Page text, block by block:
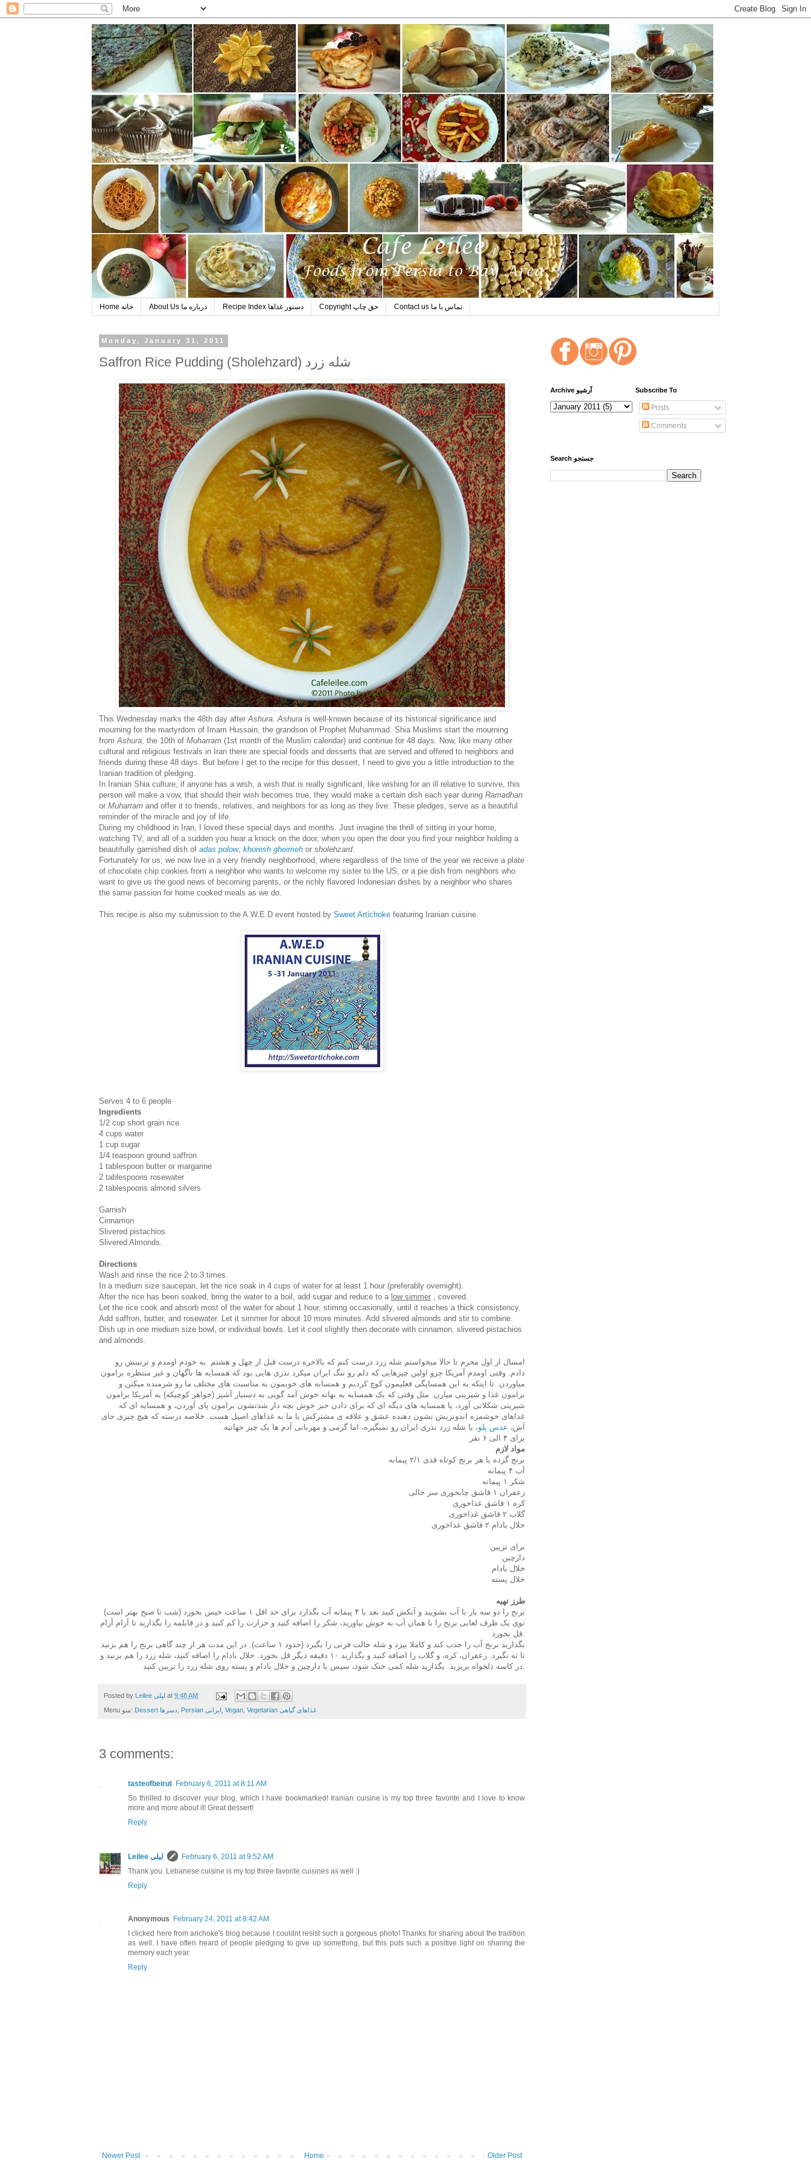
Home خانه About Us درباره ما Recipe Index دستور غذاها Copyright حق چاپ Contact us تماس با ما
Monday, January 31, 2011
Saffron Rice Pudding (Sholehzard) شله زرد
This Wednesday marks the 48th day afterAshura.Ashura is well-known because of its historical significance and
mourning for the martyrdom of Imam Hussain, the grandson of Prophet Muhammad. Shia Muslims start the mourning
fromAshura, the 10th of Muharram (1st month of the Muslim calendar) and continue for 48 days. Now, like many other
cultural and religious festivals in Iran there are special foods and desserts that are served and offered to neighbors and
friends during these 48 days. But before I get to the recipe for this dessert, I need to give you a little introduction to the
Iranian tradition of pledging.
In Iranian Shia culture, if anyone has a wish, a wish that is really significant, like wishing for an ill relative to survive, this
person will make a vow, that should their wish becomes true, they would make a certain dish each year during Ramadhan
or Muharram and offer it to friends, relatives, and neighbors for as long as they live. These pledges, serve as a beautiful
reminder of the miracle and joy of life.
During my childhood in Iran, I loved these special days and months. Just imagine the thrill of sitting in your home,
watching TV, and all of a sudden you hear a knock on the door, when you open the door you find your neighbor holding a
beautifully garnished dish of adas polow, khoresh gheimeh or sholehzard.
Fortunately for us, we now live in a very friendly neighborhood, where regardless of the time of the year we receive a plate
of chocolate chip cookies from a neighbor who wants to welcome my sister to the US, or a pie dish from neighbors who
want to give us the good news of becoming parents, or the richly flavored Indonesian dishes by a neighbor who shares
the same passion for home cooked meals as we do.
This recipe is also my submission to the A.W.E.D event hosted by Sweet Artichoke featuring Iranian cuisine.
Serves 4 to 6 people
Ingredients
1/2 cup short grain rice
4 cups water
1 cup sugar
1/4 teaspoon ground saffron
1 tablespoon butter or margarine
2 tablespoons rosewater
2 tablespoons almond silvers
Garnish
Cinnamon
Slivered pistachios
Slivered Almonds.
Directions
Wash and rinse the rice 2 to 3 times.
In a medium size saucepan, let the rice soak in 4 cups of water for at least 1 hour (preferably overnight).
After the rice has been soaked, bring the water to a boil, add sugar and reduce to a low simmer , covered.
Let the rice cook and absorb most of the water for about 1 hour, stirring occasionally, until it reaches a thick consistency.
Add saffron, butter, and rosewater. Let it simmer for about 10 more minutes. Add slivered almonds and stir to combine.
Dish up in one medium size bowl, or individual bowls. Let it cool slightly then decorate with cinnamon, slivered pistachios
and almonds.
امسال از اول محرم تا حالا میخواستم شله زرد درست کنم که بالاخره درست قبل از چهل و هشتم به خودم اومدم و ترتیبش رو
دادم. وقتی اومدم آمریکا جزو اولین چیزهایی که دلم رو تنگ ایران میکرد نذری هایی بود که همسایه ها ناگهان و غیر منتظره برامون
میاوردن. تا اینکه به این همسایگی فعلیمون کوچ کردیم و همسایه های خوبمون به مناسبت های مختلف ما رو شرمنده میکنن و
برامون غذا و شیرینی میارن. مثل وقتی که یک همسایه به بهانه خوش آمد گویی به دستیار آشپز (خواهر کوچیکه) به آمریکا برامون
شیرینی شکلاتی آورد، یا همسایه های دیگه ای که برای دادن خبر خوش بچه دار شدنشون برامون پای آوردن، و همسایه ای که
غذاهای خوشمزه اندونزیش نشون دهنده عشق و علاقه ی مشترکش با ما به غذاهای اصیل هست. خلاصه درسته که هیچ چیزی جای
آش، عدس پلو، یا شله زرد نذری ایران رو نمیگیره، اما گرمی و مهربانی آدم ها یک چیز جهانیه.
برای ۴ الی ۶ نفر
مواد لازم
برنج گرده یا هر برنج کوتاه قدی ۲/۱ پیمانه
آب ۴ پیمانه
شکر ۱ پیمانه
زعفران ۱ قاشق چایخوری سر خالی
کره ۱ قاشق غذاخوری
گلاب ۲ قاشق غذاخوری
خلال بادام ۲ قاشق غذاخوری
برای تزیین
دارچین
خلال بادام
خلال پسته
طرز تهیه
برنج را دو سه بار با آب بشویید و آبکش کنید بعد با ۴ پیمانه آب بگذارد برای حد اقل ۱ ساعت خیس بخورد (شب تا صبح بهتر است)
توی یک ظرف لعابی برنج را با همان آب به جوش بیاورید، شکر را اضافه کنید و حرارت را کم کنید و در قابلمه را بگذارید تا آرام آرام
قل بخورد.
بگذارید برنج آب را جذب کند و کاملا بپزد و شله حالت فرنی را بگیرد (حدود ۱ ساعت). در این مدت هر از چند گاهی برنج را هم بزنید
تا ته نگیرد. زعفران، کره، و گلاب را اضافه کنید و بگذارید ۱۰ دقیقه دیگر قل بخورد. خلال بادام را اضافه کنید، شله زرد را هم بزنید و
در کاسه دلخواه بریزید. بگذارید شله کمی خنک شود، سپس با دارچین و خلال بادام و پسته روی شله زرد را تزیین کنید.
Posted by Leilee لیلی at 9:48 AM
Menu منو: Dessert دسرها, Persian ایرانی , Vegan, Vegetarian غذاهای گیاهی
3 comments:
tasteofbeirut February 6, 2011 at 8:11 AM
So thrilled to discover your blog, which I have bookmarked! Iranian cuisine is my top three favorite and I love to know
more and more about it! Great dessert!
Reply
Leilee لیلی
February 6, 2011 at 9:52 AM
Thank you. Lebanese cuisine is my top three favorite cuisines as well :)
Reply
Anonymous
February 24, 2011 at 8:42 AM
I clicked here from arichoke's blog because I couldnt resist such a gorgeous photo! Thanks for sharing about the tradition
as well. I have often heard of people pledging to give up something, but this puts such a positive light on sharing the
memory each year.
Reply
Newer Post Older Post
Home
Archive آرشیو Subscribe To
Posts
Comments
Search جستجو